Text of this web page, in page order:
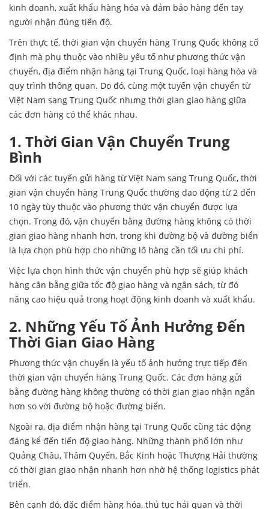
kinh doanh, xuất khẩu hàng hóa và đảm bảo hàng đến tay
người nhận đúng tiến độ.
Trên thực tế, thời gian vận chuyển hàng Trung Quốc không cố
định mà phụ thuộc vào nhiều yếu tố như phương thức vận
chuyển, địa điểm nhận hàng tại Trung Quốc, loại hàng hóa và
quy trình thông quan. Do đó, cùng một tuyến vận chuyển từ
Việt Nam sang Trung Quốc nhưng thời gian giao hàng giữa
các đơn hàng có thể khác nhau.
1. Thời Gian Vận Chuyển Trung
Bình
Đối với các tuyến gửi hàng từ Việt Nam sang Trung Quốc, thời
gian vận chuyển hàng Trung Quốc thường dao động từ 2 đến
10 ngày tùy thuộc vào phương thức vận chuyển được lựa
chọn. Trong đó, vận chuyển bằng đường hàng không có thời
gian giao hàng nhanh hơn, trong khi đường bộ và đường biển
là lựa chọn phù hợp cho những lô hàng cần tối ưu chi phí.
Việc lựa chọn hình thức vận chuyển phù hợp sẽ giúp khách
hàng cân bằng giữa tốc độ giao hàng và ngân sách, từ đó
nâng cao hiệu quả trong hoạt động kinh doanh và xuất khẩu.
2. Những Yếu Tố Ảnh Hưởng Đến
Thời Gian Giao Hàng
Phương thức vận chuyển là yếu tố ảnh hưởng trực tiếp đến
thời gian vận chuyển hàng Trung Quốc. Các đơn hàng gửi
bằng đường hàng không thường có thời gian giao nhận ngắn
hơn so với đường bộ hoặc đường biển.
Ngoài ra, địa điểm nhận hàng tại Trung Quốc cũng tác động
đáng kể đến tiến độ giao hàng. Những thành phố lớn như
Quảng Châu, Thâm Quyến, Bắc Kinh hoặc Thượng Hải thường
có thời gian giao nhận nhanh hơn nhờ hệ thống logistics phát
triển.
Bên cạnh đó, đặc điểm hàng hóa, thủ tục hải quan và thời